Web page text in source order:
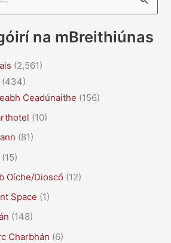
na mBreithiúnas
(2,561)
(434)
Ceadúnaithe (156)
(10)
(81)
(15)
Oíche/Dioscó (12)
Space (1)
(148)
Charbhán (6)